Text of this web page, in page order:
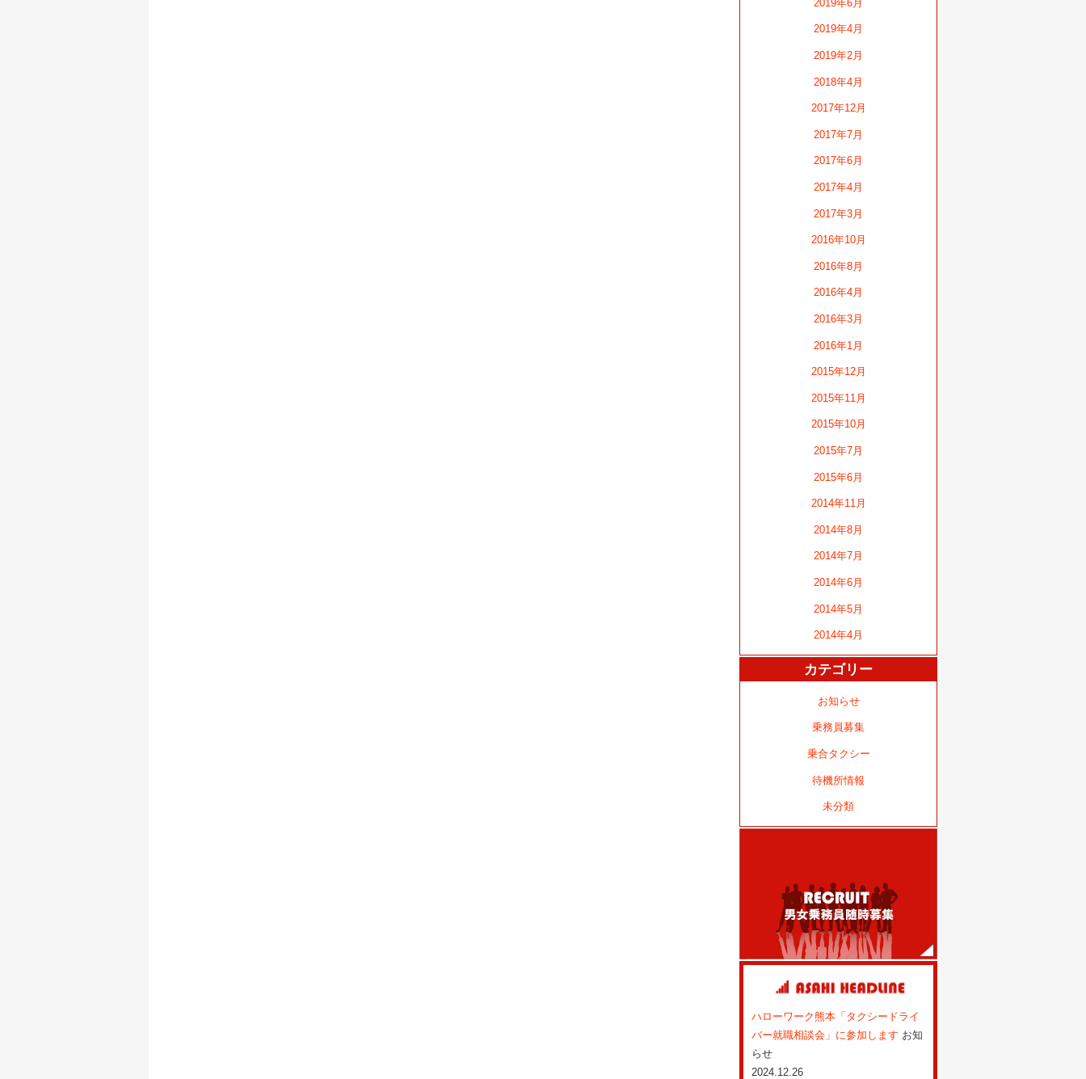
2019年6月
2019年4月
2019年2月
2018年4月
2017年12月
2017年7月
2017年6月
2017年4月
2017年3月
2016年10月
2016年8月
2016年4月
2016年3月
2016年1月
2015年12月
2015年11月
2015年10月
2015年7月
2015年6月
2014年11月
2014年8月
2014年7月
2014年6月
2014年5月
2014年4月
カテゴリー
お知らせ
乗務員募集
乗合タクシー
待機所情報
未分類
ハローワーク熊本「タクシードライ
バー就職相談会」に参加します お知
らせ
2024.12.26